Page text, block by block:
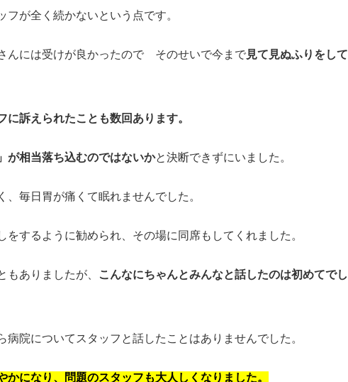
が全く続かないという点です。
んには受けが良かったので そのせいで今まで見て見ぬふりをして
に訴えられたことも数回あります。
が相当落ち込むのではないかと決断できずにいました。
毎日胃が痛くて眠れませんでした。
するように勧められ、その場に同席もしてくれました。
ありましたが、 こんなにちゃんとみんなと話したのは初めてでし
院についてスタッフと話したことはありませんでした。
になり、問題のスタッフも大人しくなりました。